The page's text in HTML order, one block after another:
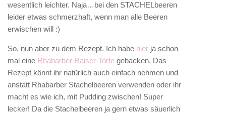
wesentlich leichter. Naja…bei den STACHELbeeren
leider etwas schmerzhaft, wenn man alle Beeren
erwischen will :)
So, nun aber zu dem Rezept. Ich habe hier ja schon
mal eine Rhabarber-Baiser-Torte gebacken. Das
Rezept könnt ihr natürlich auch einfach nehmen und
anstatt Rhabarber Stachelbeeren verwenden oder ihr
macht es wie ich, mit Pudding zwischen! Super
lecker! Da die Stachelbeeren ja gern etwas säuerlich